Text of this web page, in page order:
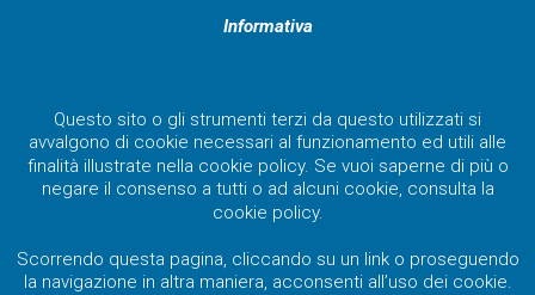
Informativa
Questo sito o gli strumenti terzi da questo utilizzati si
avvalgono di cookie necessari al funzionamento ed utili alle
finalità illustrate nella cookie policy. Se vuoi saperne di più o
negare il consenso a tutti o ad alcuni cookie, consulta la
cookie policy.
Scorrendo questa pagina, cliccando su un link o proseguendo
la navigazione in altra maniera, acconsenti all’uso dei cookie.